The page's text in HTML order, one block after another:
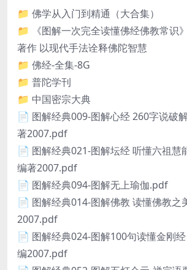
📁 佛学从入门到精通（大合集）
📁 《图解一次完全读懂佛经佛教常识
著作 以现代手法诠释佛陀智慧
📁 佛经-全集-8G
📁 普陀学刊
📁 中国密宗大典
📄 图解经典009-图解心经 260字说破
著2007.pdf
📄 图解经典021-图解坛经 听懂六祖慧
编著2007.pdf
📄 图解经典094-图解无上瑜伽.pdf
📄 图解经典014-图解佛教 读懂佛教之
2007.pdf
📄 图解经典024-图解100句读懂金刚
编2007.pdf